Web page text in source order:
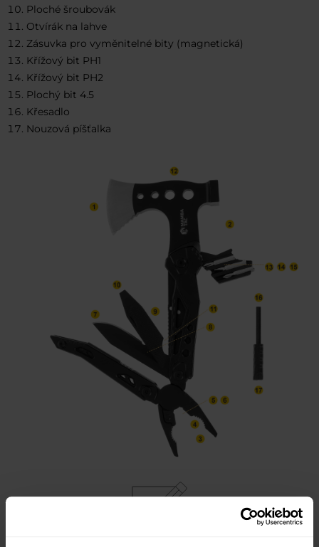
Ploché šroubovák
Otvírák na lahve
Zásuvka pro vyměnitelné bity (magnetická)
Křížový bit PH1
Křížový bit PH2
Plochý bit 4.5
Křesadlo
Nouzová píšťalka